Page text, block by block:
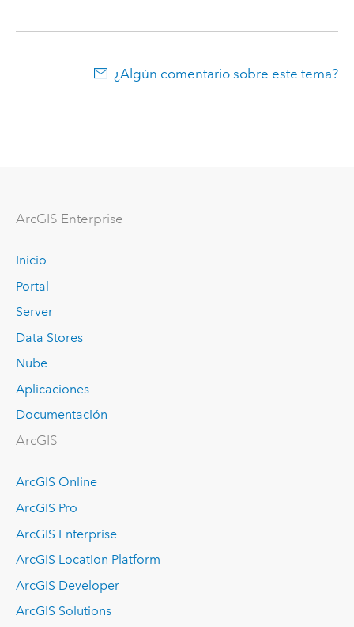
¿Algún comentario sobre este tema?
ArcGIS Enterprise
Inicio
Portal
Server
Data Stores
Nube
Aplicaciones
Documentación
ArcGIS
ArcGIS Online
ArcGIS Pro
ArcGIS Enterprise
ArcGIS Location Platform
ArcGIS Developer
ArcGIS Solutions